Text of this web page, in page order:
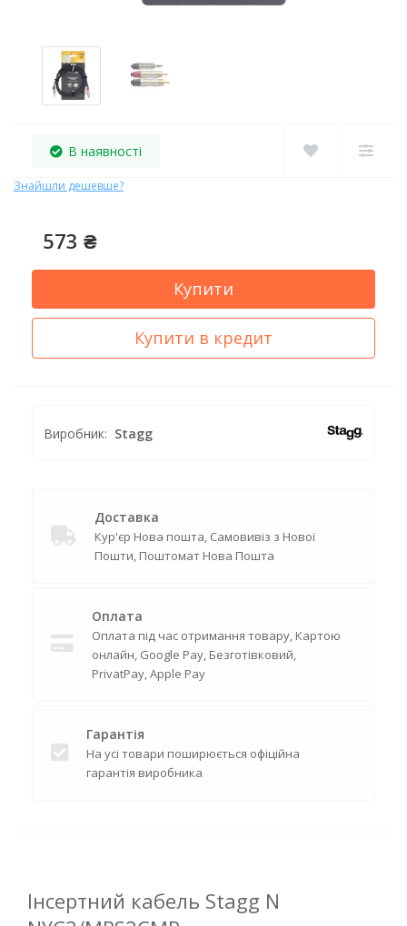
В наявності
Знайшли дешевше?
573 ₴
Купити
Купити в кредит
Виробник: Stagg
Доставка
Кур'єр Нова пошта, Самовивіз з Нової
Пошти, Поштомат Нова Пошта
Оплата
Оплата під час отримання товару, Картою
онлайн, Google Pay, Безготівковий,
PrivatPay, Apple Pay
Гарантія
На усі товари поширюється офіційна
гарантія виробника
Інсертний кабель Stagg N